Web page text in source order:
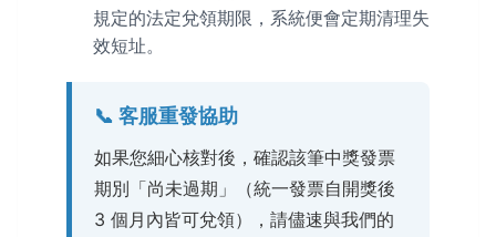
規定的法定兌領期限，系統便會定期清理失
效短址。
📞 客服重發協助
如果您細心核對後，確認該筆中獎發票
期別「尚未過期」（統一發票自開獎後
3 個月內皆可兌領），請儘速與我們的